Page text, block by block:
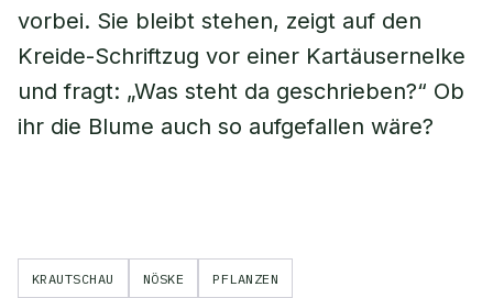
vorbei. Sie bleibt stehen, zeigt auf den
Kreide-Schriftzug vor einer Kartäusernelke
und fragt: „Was steht da geschrieben?“ Ob
ihr die Blume auch so aufgefallen wäre?
KRAUTSCHAU NÖSKE PFLANZEN